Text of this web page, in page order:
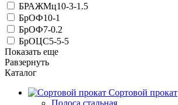
БРАЖМц10-3-1.5
БрОФ10-1
БрОФ7-0.2
БрОЦС5-5-5
Показать еще
Равзернуть
Каталог
Сортовой прокат
Полоса стальная